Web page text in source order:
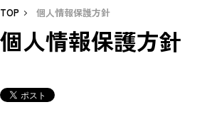
TOP 個人情報保護方針
個人情報保護方針